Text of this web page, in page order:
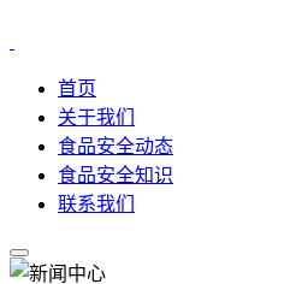
首页
关于我们
食品安全动态
食品安全知识
联系我们